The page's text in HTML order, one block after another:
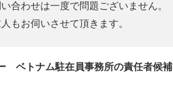
合わせは一度で問題ございません。
もお伺いさせて頂きます。
ベトナム駐在員事務所の責任者候補